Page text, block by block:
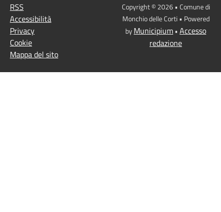
RSS
Accessibilità
Privacy
Cookie
Mappa del sito
Copyright © 2026 • Comune di
Monchio delle Corti • Powered
byMunicipium• Accesso
redazione